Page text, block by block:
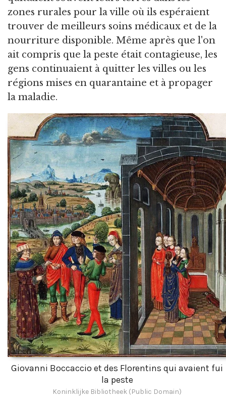
zones rurales pour la ville où ils espéraient
trouver de meilleurs soins médicaux et de la
nourriture disponible. Même après que l'on
ait compris que la peste était contagieuse, les
gens continuaient à quitter les villes ou les
régions mises en quarantaine et à propager
la maladie.
Giovanni Boccaccio et des Florentins qui avaient fui
la peste
Koninklijke Bibliotheek (Public Domain)